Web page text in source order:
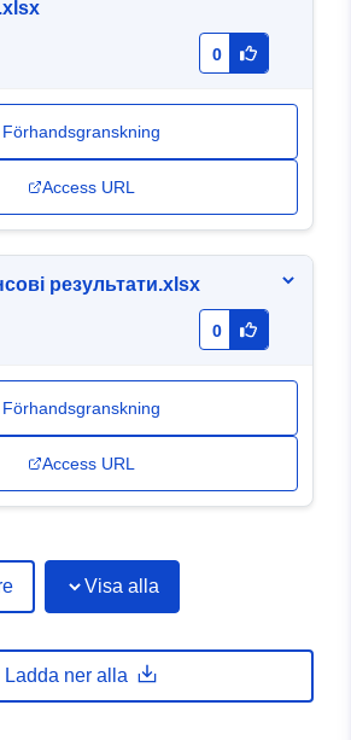
0
Förhandsgranskning
Access URL
результати.xlsx
0
Förhandsgranskning
Access URL
Visa alla
Ladda ner alla